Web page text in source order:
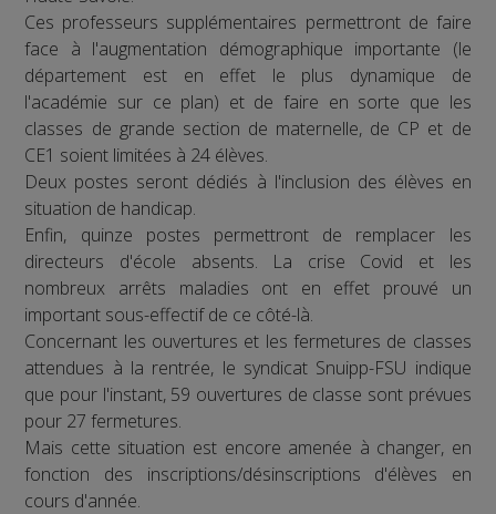
Ces professeurs supplémentaires permettront de faire
face à l'augmentation démographique importante (le
département est en effet le plus dynamique de
l'académie sur ce plan) et de faire en sorte que les
classes de grande section de maternelle, de CP et de
CE1 soient limitées à 24 élèves.
Deux postes seront dédiés à l'inclusion des élèves en
situation de handicap.
Enfin, quinze postes permettront de remplacer les
directeurs d'école absents. La crise Covid et les
nombreux arrêts maladies ont en effet prouvé un
important sous-effectif de ce côté-là.
Concernant les ouvertures et les fermetures de classes
attendues à la rentrée, le syndicat Snuipp-FSU indique
que pour l'instant, 59 ouvertures de classe sont prévues
pour 27 fermetures.
Mais cette situation est encore amenée à changer, en
fonction des inscriptions/désinscriptions d'élèves en
cours d'année.